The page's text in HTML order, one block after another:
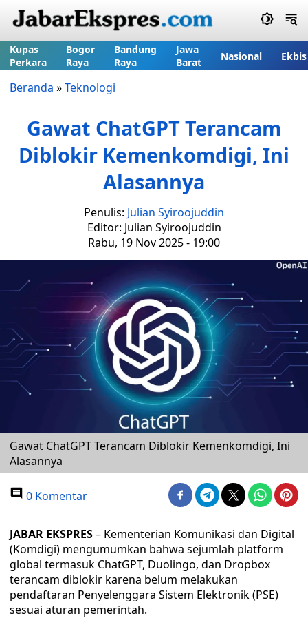
Kupas
Perkara
Bogor
Raya
Bandung
Raya
Jawa
Barat
Nasional Ekbis
Beranda »Teknologi
Gawat ChatGPT Terancam
Diblokir Kemenkomdigi, Ini
Alasannya
Penulis: Julian Syiroojuddin
Editor: Julian Syiroojuddin
Rabu, 19 Nov 2025 - 19:00
Gawat ChatGPT Terancam Diblokir Kemenkomdigi, Ini
Alasannya
0 Komentar
JABAR EKSPRES– Kementerian Komunikasi dan Digital
(Komdigi) mengumumkan bahwa sejumlah platform
global termasuk ChatGPT, Duolingo, dan Dropbox
terancam diblokir karena belum melakukan
pendaftaran Penyelenggara Sistem Elektronik (PSE)
sesuai aturan pemerintah.